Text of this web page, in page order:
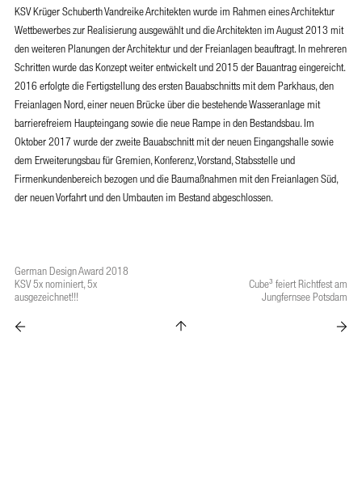
KSV Krüger Schuberth Vandreike Architekten wurde im Rahmen eines Architektur
Wettbewerbes zur Realisierung ausgewählt und die Architekten im August 2013 mit
den weiteren Planungen der Architektur und der Freianlagen beauftragt. In mehreren
Schritten wurde das Konzept weiter entwickelt und 2015 der Bauantrag eingereicht.
2016 erfolgte die Fertigstellung des ersten Bauabschnitts mit dem Parkhaus, den
Freianlagen Nord, einer neuen Brücke über die bestehende Wasseranlage mit
barrierefreiem Haupteingang sowie die neue Rampe in den Bestandsbau. Im
Oktober 2017 wurde der zweite Bauabschnitt mit der neuen Eingangshalle sowie
dem Erweiterungsbau für Gremien, Konferenz, Vorstand, Stabsstelle und
Firmenkundenbereich bezogen und die Baumaßnahmen mit den Freianlagen Süd,
der neuen Vorfahrt und den Umbauten im Bestand abgeschlossen.
German Design Award 2018
KSV 5x nominiert, 5x
ausgezeichnet!!!
Cube³ feiert Richtfest am
Jungfernsee Potsdam